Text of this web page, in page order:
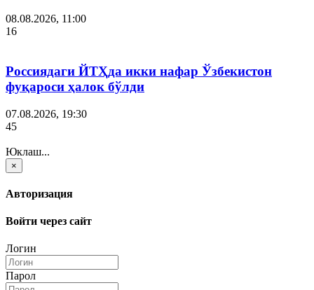
08.08.2026, 11:00
16
Россиядаги ЙТҲда икки нафар Ўзбекистон
фуқароси ҳалок бўлди
07.08.2026, 19:30
45
Юклаш...
×
Авторизация
Войти через сайт
Логин
Парол